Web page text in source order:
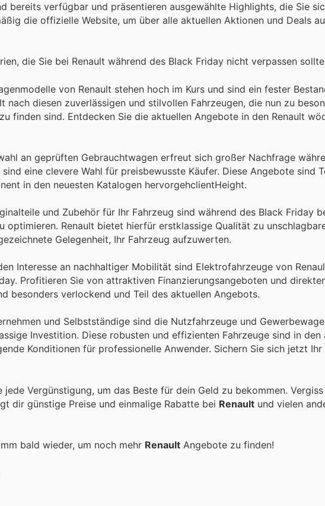
bereits verfügbar und präsentieren ausgewählte Highlights, die Sie
die offizielle Website, um über alle aktuellen Aktionen und Deals
die Sie bei Renault während des Black Friday nicht verpassen
von Renault stehen hoch im Kurs und sind ein fester
nach diesen zuverlässigen und stilvollen Fahrzeugen, die nun zu
finden sind. Entdecken Sie die aktuellen Angebote in den Renault
an geprüften Gebrauchtwagen erfreut sich großer Nachfrage
eine clevere Wahl für preisbewusste Käufer. Diese Angebote sind
in den neuesten Katalogen hervorgehclientHeight.
und Zubehör für Ihr Fahrzeug sind während des Black Friday
Renault bietet hierfür erstklassige Qualität zu
Gelegenheit, Ihr Fahrzeug aufzuwerten.
Interesse an nachhaltiger Mobilität sind Elektrofahrzeuge von
Profitieren Sie von attraktiven Finanzierungsangeboten und
besonders verlockend und Teil des aktuellen Angebots.
und Selbstständige sind die Nutzfahrzeuge und
Investition. Diese robusten und effizienten Fahrzeuge sind in den
Konditionen für professionelle Anwender. Sichern Sie sich jetzt Ihr
jede Vergünstigung, um das Beste für dein Geld zu bekommen.
dir günstige Preise und einmalige Rabatte bei Renault und vielen
bald wieder, um noch mehr Renault Angebote zu finden!